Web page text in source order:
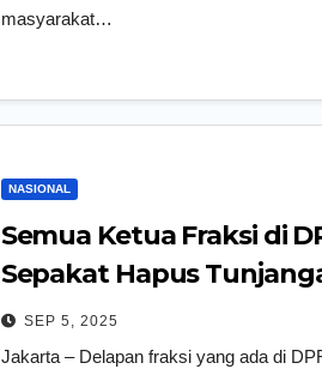
masyarakat…
NASIONAL
Semua Ketua Fraksi di
Sepakat Hapus
Perumahan Rp 50 Juta
SEP 5, 2025
Jakarta – Delapan fraksi yang ada di